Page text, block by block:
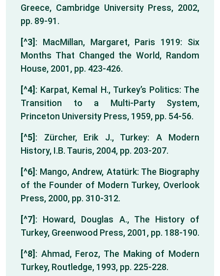
Greece, Cambridge University Press, 2002,
pp. 89-91.
[^3] : MacMillan, Margaret, Paris 1919: Six
Months That Changed the World, Random
House, 2001, pp. 423-426.
[^4] : Karpat, Kemal H., Turkey’s Politics: The
Transition to a Multi-Party System,
Princeton University Press, 1959, pp. 54-56.
[^5] : Zürcher, Erik J., Turkey: A Modern
History, I.B. Tauris, 2004, pp. 203-207.
[^6] : Mango, Andrew, Atatürk: The Biography
of the Founder of Modern Turkey, Overlook
Press, 2000, pp. 310-312.
[^7] : Howard, Douglas A., The History of
Turkey, Greenwood Press, 2001, pp. 188-190.
[^8] : Ahmad, Feroz, The Making of Modern
Turkey, Routledge, 1993, pp. 225-228.